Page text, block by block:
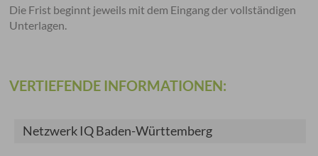
Die Frist beginnt jeweils mit dem Eingang der vollständigen
Unterlagen.
VERTIEFENDE INFORMATIONEN:
Netzwerk IQ Baden-Württemberg